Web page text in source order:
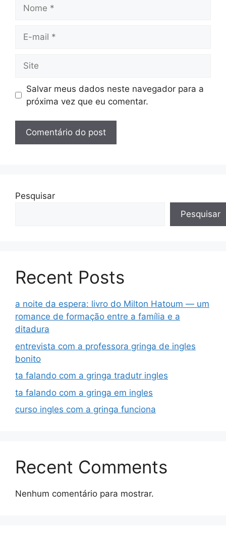
mail
Salvar meus dados neste navegador para a
próxima vez que eu comentar.
Pesquisar
Pesquisar
Recent Posts
a noite da espera: livro do Milton Hatoum — um
romance de formação entre a família e a
ditadura
entrevista com a professora gringa de ingles
bonito
ta falando com a gringa tradutr ingles
ta falando com a gringa em ingles
curso ingles com a gringa funciona
Recent Comments
Nenhum comentário para mostrar.